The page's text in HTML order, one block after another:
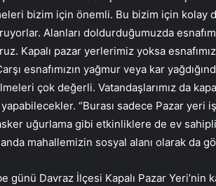
bizim için önemli. Bu bizim için kolay
Alanları doldurduğumuzda
Kapalı pazar yerlerimiz yoksa
esnafımızın yağmur veya kar
çok değerli. Vatandaşlarımız da
“Burası sadece Pazar yeri
uğurlama gibi etkinliklere de ev
mahallemizin sosyal alanı olarak da
günü Davraz İlçesi Kapalı Pazar